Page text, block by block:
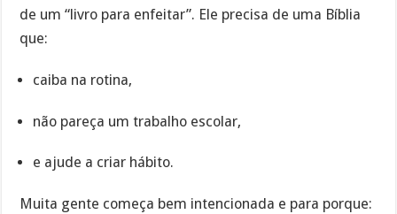
de um “livro para enfeitar”. Ele precisa de uma Bíblia
que:
caiba na rotina,
não pareça um trabalho escolar,
e ajude a criar hábito.
Muita gente começa bem intencionada e para porque: